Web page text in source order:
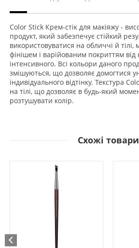
Color Stick Крем-стік для макіяжу -
продукт, який забезпечує стійкий
використовуватися на обличчі й
фінішем і варійованим покриттям від
інтенсивного. Всі кольори даного
змішуються, що дозволяє домогтися
індивідуального відтінку. Текстура
на тілі, що дозволяє в будь-який
розтушувати колір.
Схожі товари